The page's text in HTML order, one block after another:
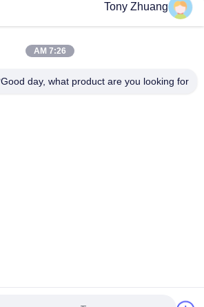
آلة طحن النجارة العمودية Dia35mm مغزل واحد
Tony Zhuang
7:26 AM
Good day, what product are you looking for?